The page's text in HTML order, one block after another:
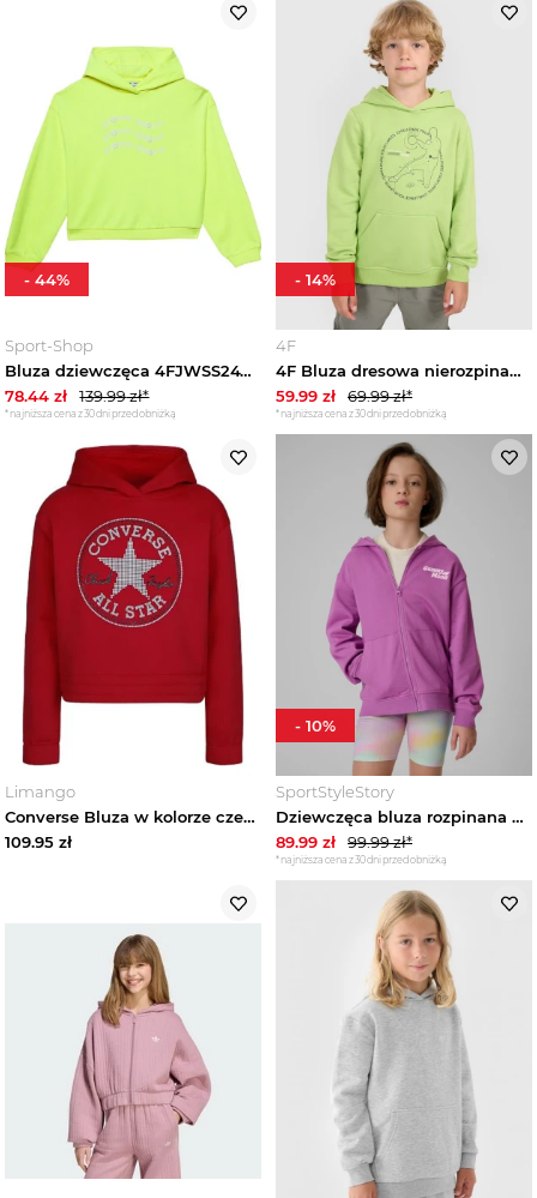
Marki
Trendy
Sport-Shop
Bluza dziewczęca 4FJWSS24TSWSF0945 4F Żółty
78.44 zł 139.99zł*
*najniższa cena z 30 dni przed obniżką
-44%
4F
4F Bluza dresowa nierozpinana z kapturem chłopięca - zielona 128 (7-8 lat)
59.99 zł 69.99zł*
*najniższa cena z 30 dni przed obniżką
- 14%
Limango
Converse Bluza w kolorze czerwonym rozmiar: 152 / 158
109.95 zł
SportStyleStory
Dziewczęca bluza rozpinana z kapturem 4F 4FJRSS26TSWSF2902 - fioletowa
89.99 zł 99.99zł*
*najniższa cena z 30 dni przed obniżką
- 10%